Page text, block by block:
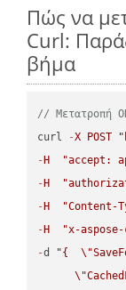
Πώς να
Curl:
βήμα
// Μετατροπή
curl
-X POST
- H
"accept:
- H
- H
"Content-
- H
"x-
-d "{ \"
\"